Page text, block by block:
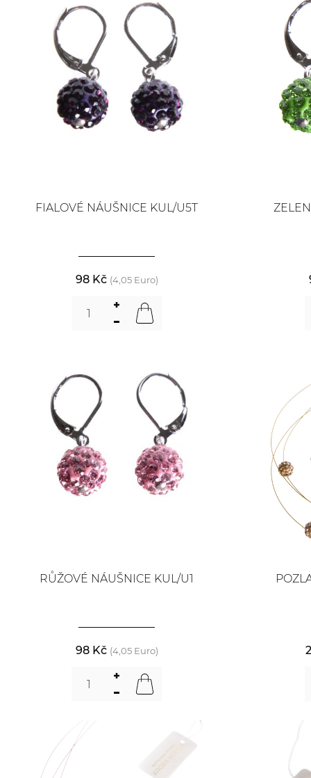
FIALOVÉ NÁUŠNICE KUL/U5T
98 Kč (4,05 Euro)
RŮŽOVÉ NÁUŠNICE KUL/U1
98 Kč (4,05 Euro)